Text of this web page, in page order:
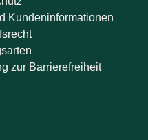
Kundeninformationen
zur Barrierefreiheit